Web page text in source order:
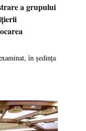
a grupului
în ședința